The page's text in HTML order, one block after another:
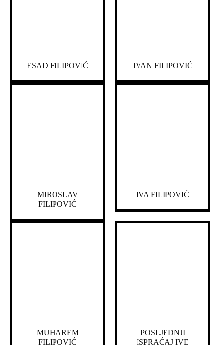
ESAD FILIPOVIĆ IVAN FILIPOVIĆ
MIROSLAV
FILIPOVIĆ
IVA FILIPOVIĆ
MUHAREM
FILIPOVIĆ
POSLJEDNJI
ISPRAĆAJ IVE